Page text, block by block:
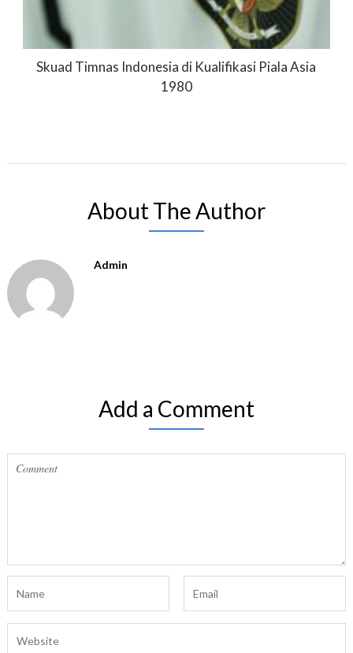
Skuad Timnas Indonesia di Kualifikasi Piala Asia
1980
About The Author
Admin
Add a Comment